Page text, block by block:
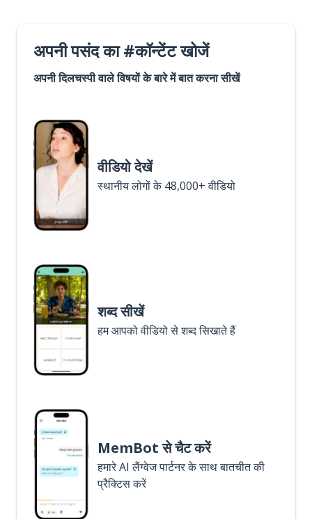
अपनी पसंद का #कॉन्टेंट खोजें
अपनी दिलचस्पी वाले विषयों के बारे में बात करना सीखें
वीडियो देखें
स्थानीय लोगों के 48,000+ वीडियो
शब्द सीखें
हम आपको वीडियो से शब्द सिखाते हैं
MemBot से चैट करें
हमारे AI लैंग्वेज पार्टनर के साथ बातचीत की
प्रैक्टिस करें